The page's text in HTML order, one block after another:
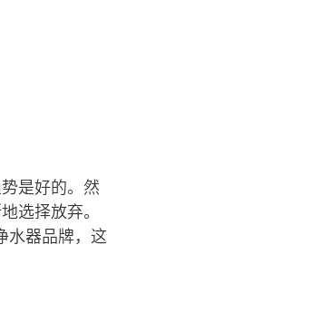
是好的。然
选择放弃。
水器品牌，这